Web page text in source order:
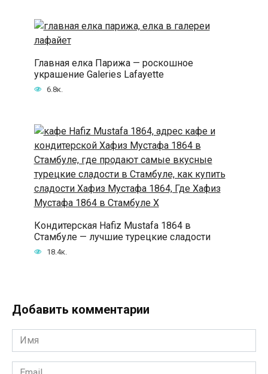
Главная елка Парижа — роскошное
украшение Galeries Lafayette
6.8к.
Кондитерская Hafiz Mustafa 1864 в
Стамбуле — лучшие турецкие сладости
18.4к.
Добавить комментарии
Имя
*
Email